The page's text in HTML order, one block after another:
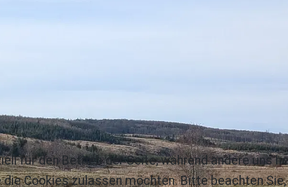
für den Betrieb der Seite, während andere uns
Cookies zulassen möchten. Bitte beachten